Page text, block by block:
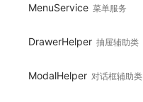
MenuService 菜单服务
DrawerHelper 抽屉辅助类
ModalHelper 对话框辅助类